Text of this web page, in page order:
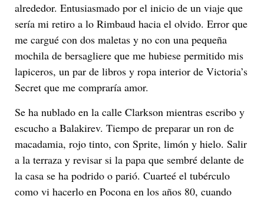
alrededor. Entusiasmado por el inicio de un viaje que
sería mi retiro a lo Rimbaud hacia el olvido. Error que
me cargué con dos maletas y no con una pequeña
mochila de bersagliere que me hubiese permitido mis
lapiceros, un par de libros y ropa interior de Victoria’s
Secret que me compraría amor.
Se ha nublado en la calle Clarkson mientras escribo y
escucho a Balakirev. Tiempo de preparar un ron de
macadamia, rojo tinto, con Sprite, limón y hielo. Salir
a la terraza y revisar si la papa que sembré delante de
la casa se ha podrido o parió. Cuarteé el tubérculo
como vi hacerlo en Pocona en los años 80, cuando